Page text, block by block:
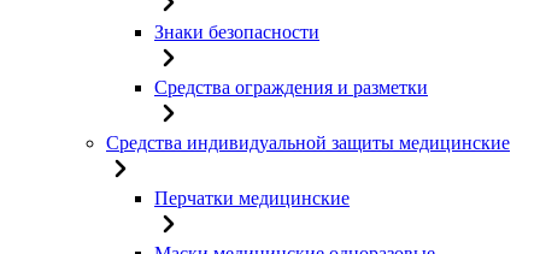
Знаки безопасности
Средства ограждения и разметки
Средства индивидуальной защиты медицинские
Перчатки медицинские